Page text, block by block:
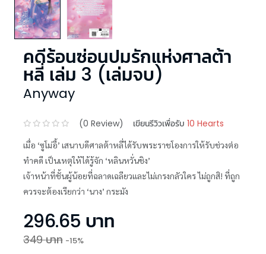
คดีร้อนซ่อนปมรักแห่งศาลต้า
หลี่ เล่ม 3 (เล่มจบ)
Anyway
(0 Review) เขียนรีวิวเพื่อรับ 10 Hearts
เมื่อ ‘ซูโม่อี้’ เสนาบดีศาลต้าหลี่ได้รับพระราชโองการให้รับช่วงต่อ
ทำคดี เป็นเหตุให้ได้รู้จัก ‘หลินหวั่นชิง’
เจ้าหน้าที่ชั้นผู้น้อยที่ฉลาดเฉลียวและไม่เกรงกลัวใคร ไม่ถูกสิ! ที่ถูก
ควรจะต้องเรียกว่า ‘นาง’ กระมัง
296.65 บาท
349บาท -15%